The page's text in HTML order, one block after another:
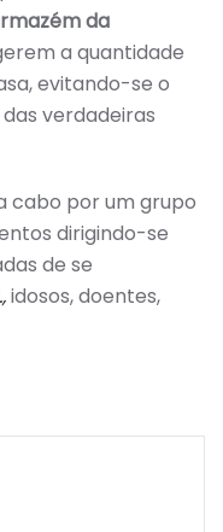
da
a quantidade
evitando-se o
verdadeiras
cabo por um grupo
dirigindo-se
de se
idosos, doentes,